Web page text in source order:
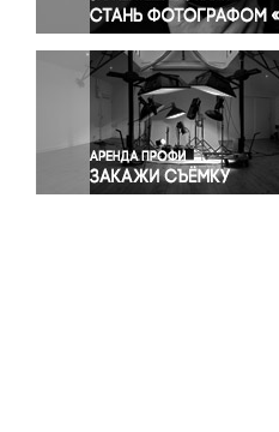
Религия
Светская жизнь
Спорт
Экология
Экономика и бизнес